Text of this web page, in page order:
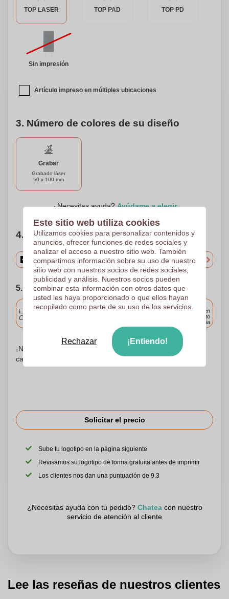
dondequiera que vayas con nuestra versátil y elegante
TOP LASER TOP PAD TOP PD
Sin impresión
Artículo impreso en múltiples ubicaciones
3. Número de colores de su diseño
Grabar
Grabado láser
50 x 100 mm
¿Necesitas ayuda?Ayúdame a elegir
4. Elige tu cantidad
5. Elija su fecha de envío
Incluido
Entrega estándar
Cargue y apruebe sus archivos antes de las 9.30 a.m.
Entrega en
cualquier punto
de España
¡No te preocupes! Simplemente suba sus archivos a la
canasta de compras
Solicitar el precio
Sube tu logotipo en la página siguiente
Revisamos su logotipo de forma gratuita antes de imprimir
Los clientes nos dan una puntuación de 9.3
¿Necesitas ayuda con tu pedido? Chateacon nuestro
servicio de atención al cliente
Lee las reseñas de nuestros clientes
Este sitio web utiliza cookies
Utilizamos cookies para personalizar contenidos y
anuncios, ofrecer funciones de redes sociales y
analizar el acceso a nuestro sitio web. También
compartimos información sobre su uso de nuestro
sitio web con nuestros socios de redes sociales,
publicidad y análisis. Nuestros socios pueden
combinar esta información con otros datos que
usted les haya proporcionado o que ellos hayan
recopilado como parte de su uso de los servicios.
Rechazar ¡Entiendo!